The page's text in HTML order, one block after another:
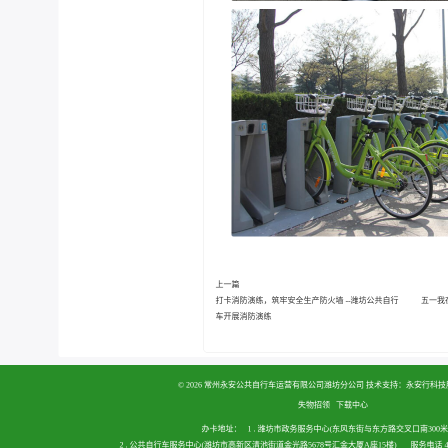
上一篇
打卡消防演练，筑牢安全生产防火墙 --潍坊公共自行
车开展消防演练
五一我
© 2026 常州永安公共自行车运营有限公司潍坊分公司 技术支持：永安行科
失物招领 下载中心
办卡地址：
1 . 潍坊市政务服务中心(东风东街与东方路交叉口南300
2 . 公共自行车服务中心(潍坊市高新区清池街道金光路5678号汇金大厦A座15楼)
服务电话